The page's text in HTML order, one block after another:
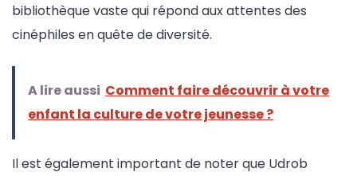
bibliothèque vaste qui répond aux attentes des
cinéphiles en quête de diversité.
A lire aussi Comment faire découvrir à votre
enfant la culture de votre jeunesse ?
Il est également important de noter que Udrob